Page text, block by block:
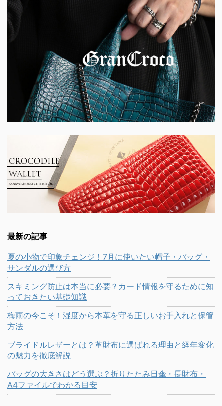
最新の記事
夏の小物で印象チェンジ！7月に使いたい帽子・バッグ・
サンダルの選び方
スキミング防止は本当に必要？カード情報を守るために知
っておきたい基礎知識
梅雨の今こそ！湿度から本革を守る正しいお手入れと保管
方法
ブライドルレザーとは？革財布に選ばれる理由と経年変化
の魅力を徹底解説
バッグの大きさはどう選ぶ？折りたたみ日傘・長財布・
A4ファイルでわかる目安